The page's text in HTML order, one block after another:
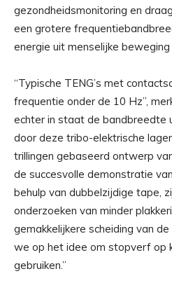
gezondheidsmonitoring en
een grotere
energie uit menselijke
“Typische TENG’s met
frequentie onder de 10 Hz”,
echter in staat de bandbreedte
door deze tribo-elektrische
trillingen gebaseerd ontwerp
de succesvolle demonstratie
behulp van dubbelzijdige tape,
onderzoeken van minder
gemakkelijkere scheiding van
we op het idee om stopverf op
gebruiken.”